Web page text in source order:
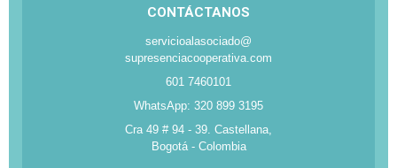
CONTÁCTANOS
servicioalasociado@
supresenciacooperativa.com
601 7460101
WhatsApp: 320 899 3195
Cra 49 # 94 - 39. Castellana,
Bogotá - Colombia